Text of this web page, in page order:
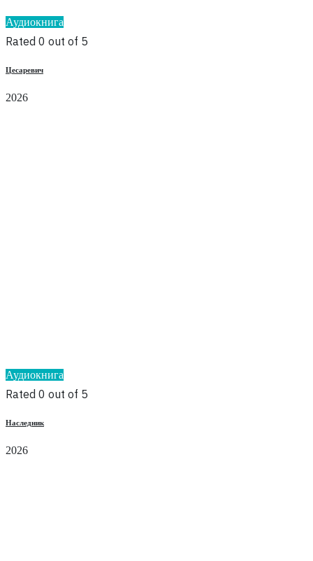
Аудиокнига
Rated 0 out of 5
Цесаревич
2026
Аудиокнига
Rated 0 out of 5
Наследник
2026